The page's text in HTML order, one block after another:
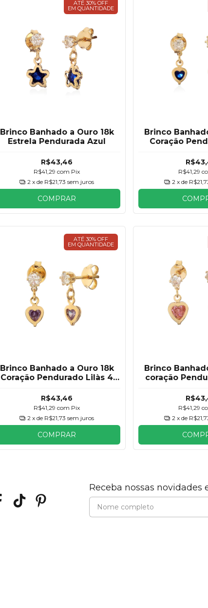
ATÉ 30% OFF
EM QUANTIDADE
Brinco Banhado a Ouro 18k
Estrela Pendurada Azul
R$43,46
R$41,29com Pix
2 x de R$21,73 sem juros
COMPRAR
Brinco
Coração
R$41,29
2 x de
ATÉ 30% OFF
EM QUANTIDADE
Brinco Banhado a Ouro 18k
Coração Pendurado Lilàs 4
R$43,46
R$41,29com Pix
2 x de R$21,73 sem juros
COMPRAR
Brinco
coração
R$41,29
2 x de
Receba nossas novidades